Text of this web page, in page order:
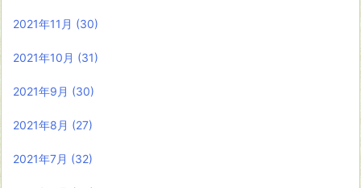
2021年11月 (30)
2021年10月 (31)
2021年9月 (30)
2021年8月 (27)
2021年7月 (32)